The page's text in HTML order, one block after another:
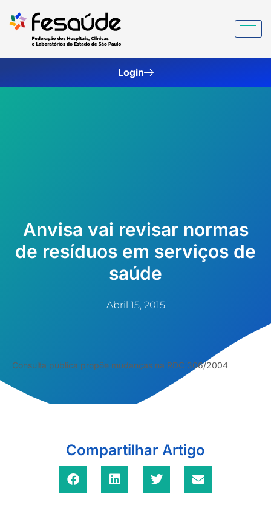
para
Login
Anvisa vai revisar normas
de resíduos em serviços de
saúde
Abril 15, 2015
Consulta pública propõe mudanças na RDC 306/2004
Compartilhar Artigo